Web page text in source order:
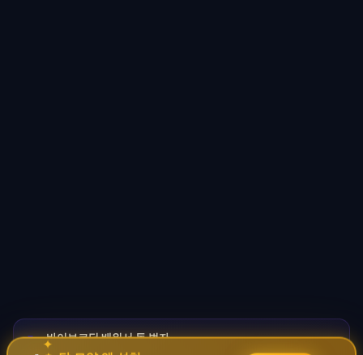
🚀바이브코딩 배워서 돈 벌자
코딩 몰라도 AI로 자동화 수익 시스템 구축 · 무료
✦
✧